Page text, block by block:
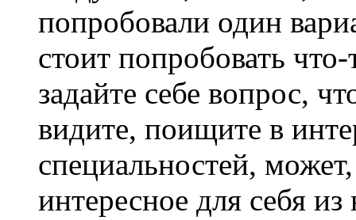
попробовали один
стоит попробовать
задайте себе вопрос,
видите, поищите в
специальностей,
интересное для себя